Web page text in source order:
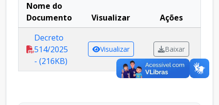
Nome do
Documento
Visualizar
Ações
Decreto
514/2025
- (216KB)
Visualizar Baixar